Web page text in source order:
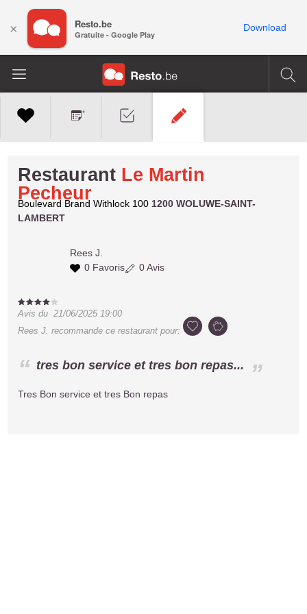
Restaurant Le Martin
Pecheur
Boulevard Brand Withlock 100 1200 WOLUWE-SAINT-
LAMBERT
Rees J.
0 Favoris
0 Avis
Avis du21/06/2025 19:00
Rees J. recommande ce restaurant pour:
tres bon service et tres bon repas...
Tres Bon service et tres Bon repas
× Resto.be
Gratuite - Google Play
Download